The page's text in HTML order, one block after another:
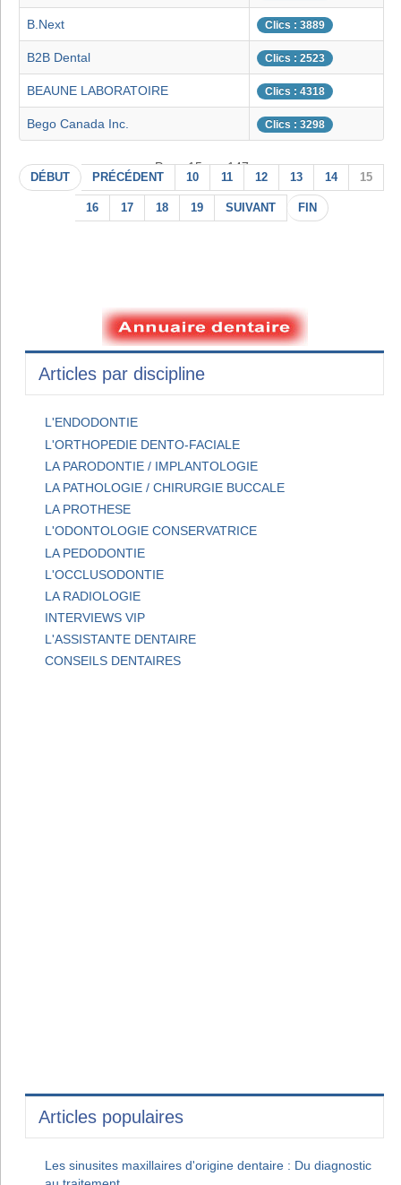
B.Next Clics : 3889
B2B Dental Clics : 2523
BEAUNE LABORATOIRE Clics : 4318
Bego Canada Inc. Clics : 3298
Page 15 sur 147
DÉBUT PRÉCÉDENT 10 11 12 13 14 15
16 17 18 19 SUIVANT FIN
Articles par discipline
L'ENDODONTIE
L'ORTHOPEDIE DENTO-FACIALE
LA PARODONTIE / IMPLANTOLOGIE
LA PATHOLOGIE / CHIRURGIE BUCCALE
LA PROTHESE
L'ODONTOLOGIE CONSERVATRICE
LA PEDODONTIE
L'OCCLUSODONTIE
LA RADIOLOGIE
INTERVIEWS VIP
L'ASSISTANTE DENTAIRE
CONSEILS DENTAIRES
Articles populaires
Les sinusites maxillaires d'origine dentaire : Du diagnostic